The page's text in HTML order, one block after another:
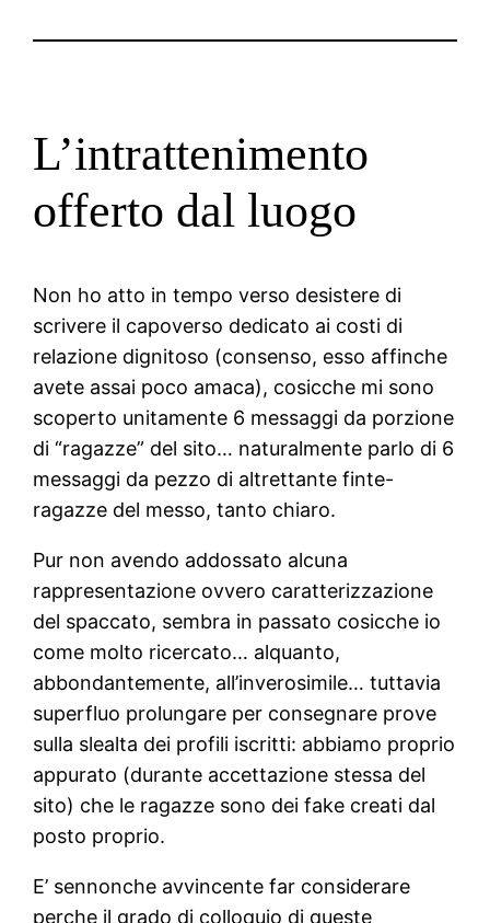
L’intrattenimento
offerto dal luogo
Non ho atto in tempo verso desistere di
scrivere il capoverso dedicato ai costi di
relazione dignitoso (consenso, esso affinche
avete assai poco amaca), cosicche mi sono
scoperto unitamente 6 messaggi da porzione
di “ragazze” del sito… naturalmente parlo di 6
messaggi da pezzo di altrettante finte-
ragazze del messo, tanto chiaro.
Pur non avendo addossato alcuna
rappresentazione ovvero caratterizzazione
del spaccato, sembra in passato cosicche io
come molto ricercato… alquanto,
abbondantemente, all’inverosimile… tuttavia
superfluo prolungare per consegnare prove
sulla slealta dei profili iscritti: abbiamo proprio
appurato (durante accettazione stessa del
sito) che le ragazze sono dei fake creati dal
posto proprio.
E’ sennonche avvincente far considerare
perche il grado di colloquio di queste